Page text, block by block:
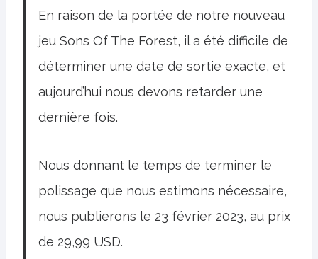
En raison de la portée de notre nouveau
jeu Sons Of The Forest, il a été difficile de
déterminer une date de sortie exacte, et
aujourd’hui nous devons retarder une
dernière fois.
Nous donnant le temps de terminer le
polissage que nous estimons nécessaire,
nous publierons le 23 février 2023, au prix
de 29,99 USD.